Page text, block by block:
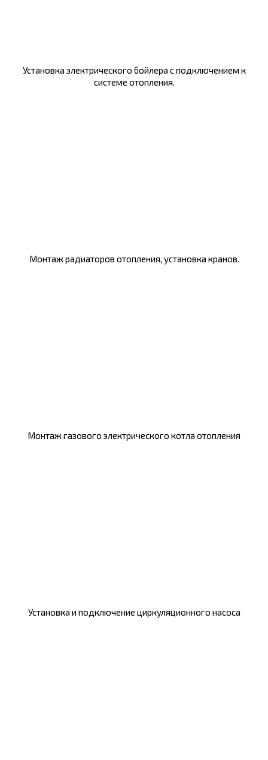
Установка электрического бойлера с подключением к
системе отопления.
Монтаж радиаторов отопления, установка кранов.
Монтаж газового электрического котла отопления
Установка и подключение циркуляционного насоса